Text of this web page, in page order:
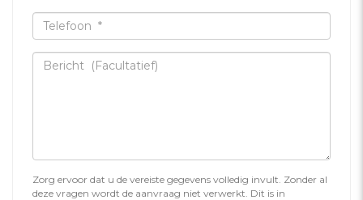
Zorg ervoor dat u de vereiste gegevens volledig invult. Zonder al
deze vragen wordt de aanvraag niet verwerkt. Dit is in